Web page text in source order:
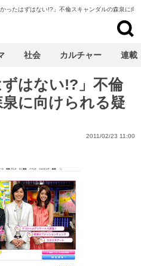
かったはずはない!?」不倫スキャンダルの森泉に向
ずはない!?」不倫
に向けられる疑
2011/02/23 11:00
社会 カルチャー 連載